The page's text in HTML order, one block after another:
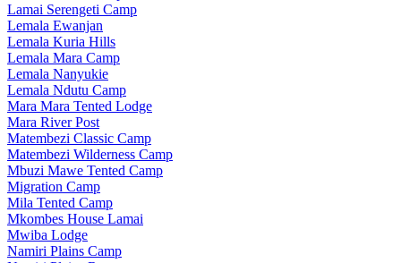
Lamai Serengeti Camp
Lemala Ewanjan
Lemala Kuria Hills
Lemala Mara Camp
Lemala Nanyukie
Lemala Ndutu Camp
Mara Mara Tented Lodge
Mara River Post
Matembezi Classic Camp
Matembezi Wilderness Camp
Mbuzi Mawe Tented Camp
Migration Camp
Mila Tented Camp
Mkombes House Lamai
Mwiba Lodge
Namiri Plains Camp